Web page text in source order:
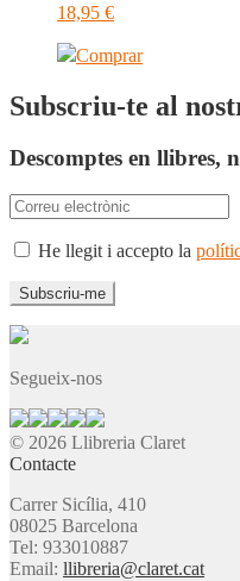
18,95 €
Comprar
Subscriu-te al
Descomptes en llibres,
He llegit i accepto la
Segueix-nos
© 2026 Llibreria Claret
Contacte
Carrer Sicília, 410
08025 Barcelona
Tel: 933010887
Email: llibreria@claret.cat